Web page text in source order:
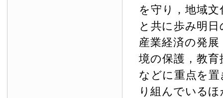
を守り，地域
と共に歩み明
産業経済の発
境の保護，教
などに重点を
り組んでいる